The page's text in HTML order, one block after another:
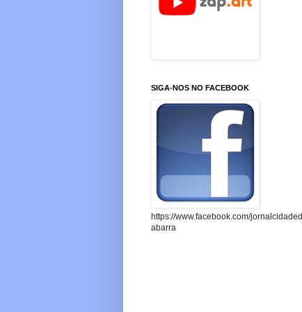
SIGA-NOS NO FACEBOOK
https://www.facebook.com/jornalcidaded
abarra